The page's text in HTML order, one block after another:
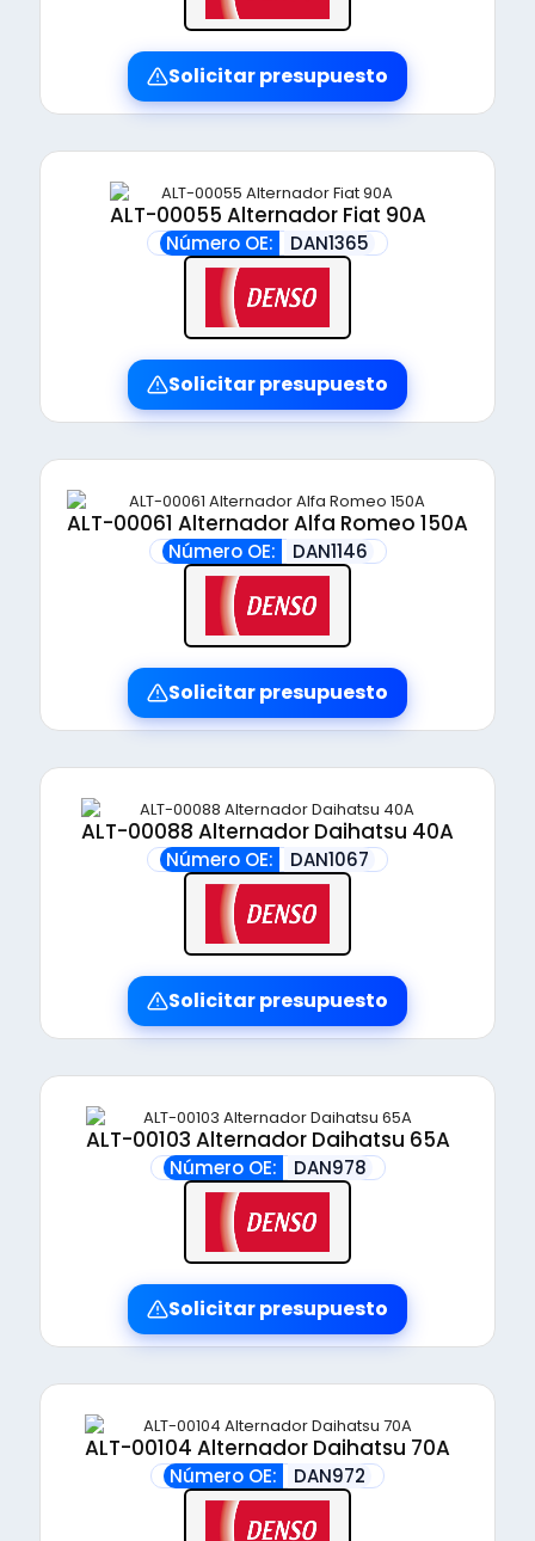
Solicitar presupuesto
ALT-00055 Alternador Fiat 90A
Número OE: DAN1365
Solicitar presupuesto
ALT-00061 Alternador Alfa Romeo 150A
Número OE: DAN1146
Solicitar presupuesto
ALT-00088 Alternador Daihatsu 40A
Número OE: DAN1067
Solicitar presupuesto
ALT-00103 Alternador Daihatsu 65A
Número OE: DAN978
Solicitar presupuesto
ALT-00104 Alternador Daihatsu 70A
Número OE: DAN972